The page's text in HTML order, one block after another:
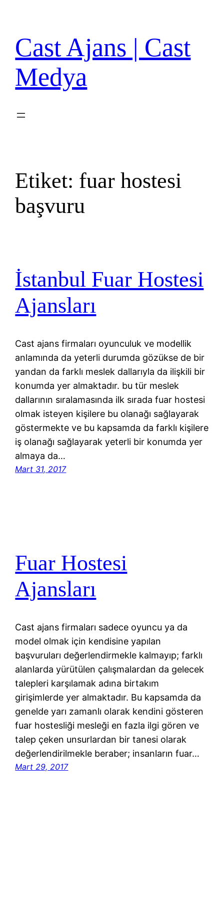
Cast Ajans | Cast
Medya
Etiket: fuar hostesi
başvuru
İstanbul Fuar Hostesi
Ajansları
Cast ajans firmaları oyunculuk ve modellik
anlamında da yeterli durumda gözükse de bir
yandan da farklı meslek dallarıyla da ilişkili bir
konumda yer almaktadır. bu tür meslek
dallarının sıralamasında ilk sırada fuar hostesi
olmak isteyen kişilere bu olanağı sağlayarak
göstermekte ve bu kapsamda da farklı kişilere
iş olanağı sağlayarak yeterli bir konumda yer
almaya da…
Mart 31, 2017
Fuar Hostesi
Ajansları
Cast ajans firmaları sadece oyuncu ya da
model olmak için kendisine yapılan
başvuruları değerlendirmekle kalmayıp; farklı
alanlarda yürütülen çalışmalardan da gelecek
talepleri karşılamak adına birtakım
girişimlerde yer almaktadır. Bu kapsamda da
genelde yarı zamanlı olarak kendini gösteren
fuar hostesliği mesleği en fazla ilgi gören ve
talep çeken unsurlardan bir tanesi olarak
değerlendirilmekle beraber; insanların fuar…
Mart 29, 2017